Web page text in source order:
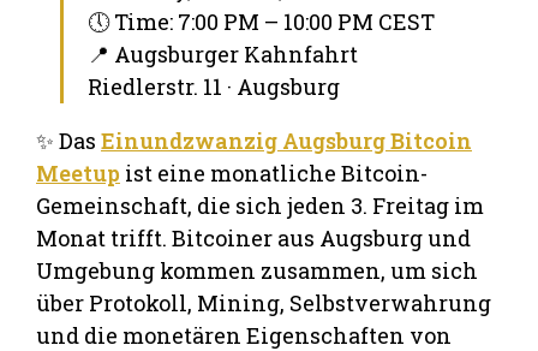
🕔 Time: 7:00 PM – 10:00 PM CEST
📍 Augsburger Kahnfahrt
Riedlerstr. 11 · Augsburg
✨ Das Einundzwanzig Augsburg Bitcoin
Meetup ist eine monatliche Bitcoin-
Gemeinschaft, die sich jeden 3. Freitag im
Monat trifft. Bitcoiner aus Augsburg und
Umgebung kommen zusammen, um sich
über Protokoll, Mining, Selbstverwahrung
und die monetären Eigenschaften von